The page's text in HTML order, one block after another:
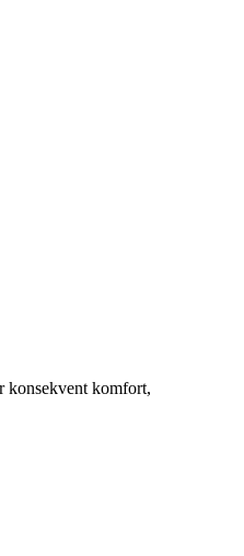
konsekvent komfort,